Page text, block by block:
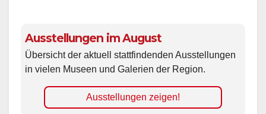
Ausstellungen im August
Übersicht der aktuell stattfindenden Ausstellungen
in vielen Museen und Galerien der Region.
Ausstellungen zeigen!